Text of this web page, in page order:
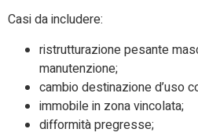
Casi da includere:
ristrutturazione pesante
manutenzione;
cambio destinazione d’uso
immobile in zona vincolata;
difformità pregresse;